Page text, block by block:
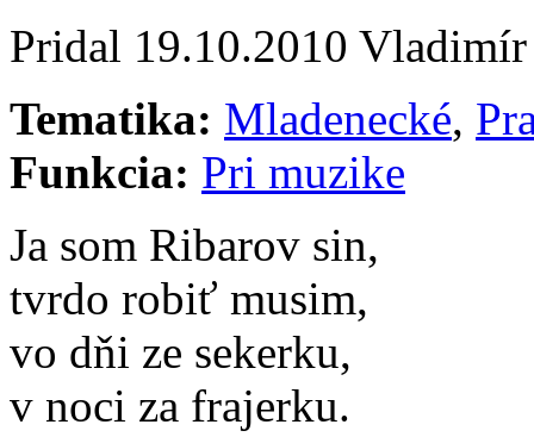
Pridal 19.10.2010
Tematika: Mladenecké,
Funkcia: Pri muzike
Ja som Ribarov sin,
tvrdo robiť musim,
vo dňi ze sekerku,
v noci za frajerku.